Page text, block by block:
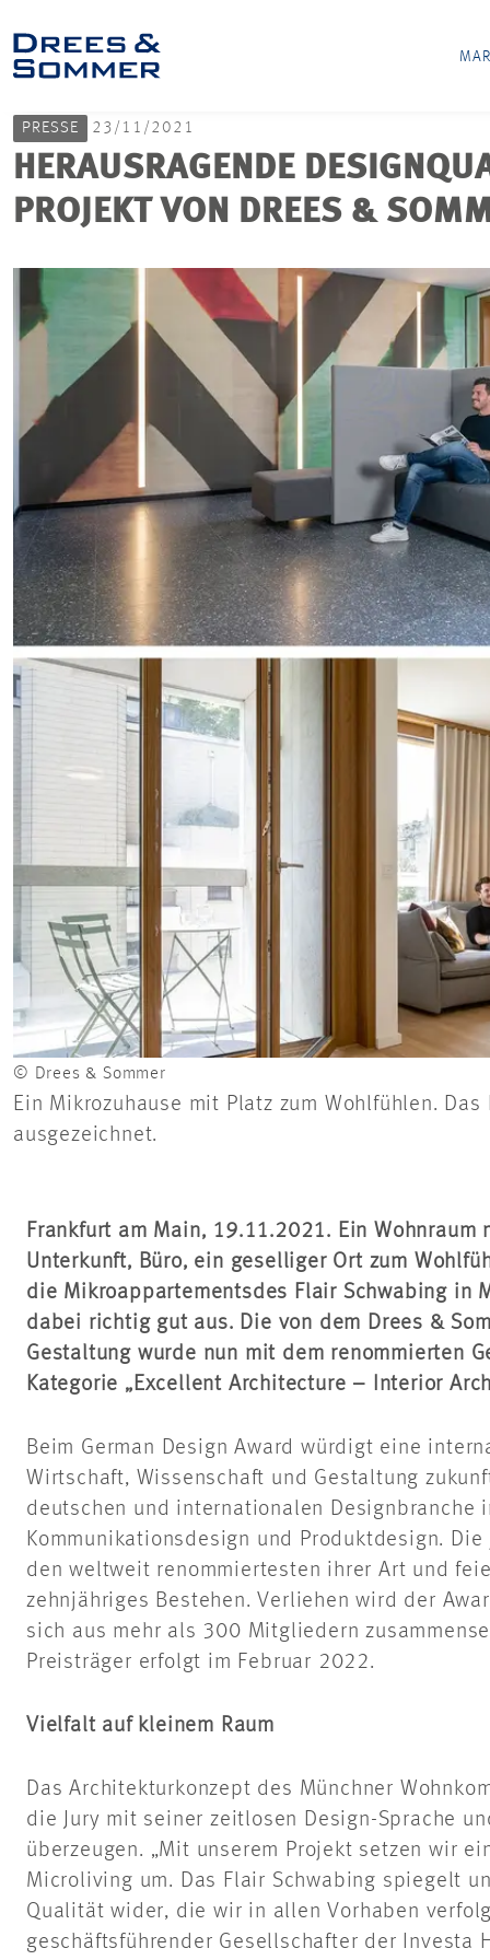
PRESSE 23/11/2021
HERAUSRAGENDE
PROJEKT VON DREES &
© Drees & Sommer
Ein Mikrozuhause mit Platz zum Wohlfühlen.
ausgezeichnet.
Frankfurt am Main, 19.11.2021. Ein Wohnraum
Unterkunft, Büro, ein geselliger Ort zum
die Mikroappartementsdes Flair Schwabing in
dabei richtig gut aus. Die von dem Drees &
Gestaltung wurde nun mit dem renommierten
Kategorie „Excellent Architecture – Interior
Beim German Design Award würdigt eine
Wirtschaft, Wissenschaft und Gestaltung
deutschen und internationalen Designbranche
Kommunikationsdesign und Produktdesign.
den weltweit renommiertesten ihrer Art und
zehnjähriges Bestehen. Verliehen wird der
sich aus mehr als 300 Mitgliedern
Preisträger erfolgt im Februar 2022.
Vielfalt auf kleinem Raum
Das Architekturkonzept des Münchner
die Jury mit seiner zeitlosen Design-Sprache
überzeugen. „Mit unserem Projekt setzen wir
Microliving um. Das Flair Schwabing spiegelt
Qualität wider, die wir in allen Vorhaben
geschäftsführender Gesellschafter der Investa